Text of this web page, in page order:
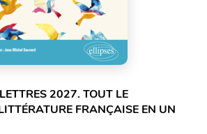
2027. TOUT LE
FRANÇAISE EN UN